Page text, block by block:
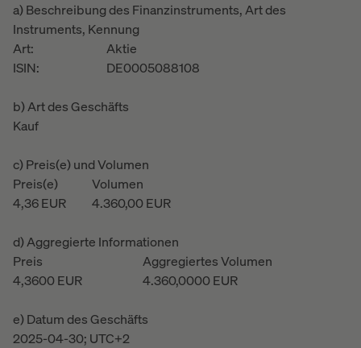
a) Beschreibung des Finanzinstruments, Art des
Instruments, Kennung
Art:
Aktie
ISIN:
DE0005088108
b) Art des Geschäfts
Kauf
c) Preis(e) und Volumen
Preis(e)
Volumen
4,36EUR 4.360,00EUR
d) Aggregierte Informationen
Preis
Aggregiertes Volumen
4,3600EUR 4.360,0000EUR
e) Datum des Geschäfts
2025-04-30; UTC+2